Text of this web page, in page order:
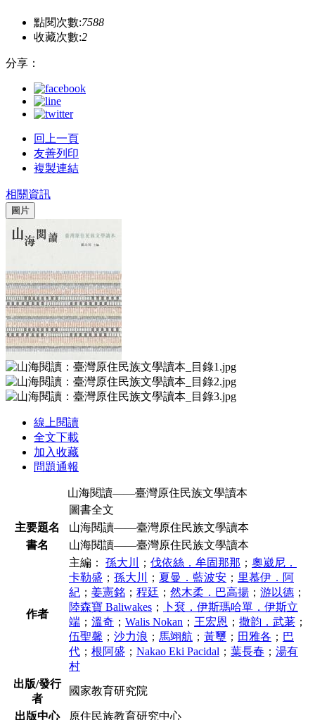
點閱次數:7588
收藏次數:2
分享：
回上一頁
友善列印
複製連結
相關資訊
圖片
線上閱讀
全文下載
加入收藏
問題通報
山海閱讀——臺灣原住民族文學讀本
圖書全文
主要題名
山海閱讀——臺灣原住民族文學讀本
書名
山海閱讀——臺灣原住民族文學讀本
作者
主編： 孫大川 ； 伐依絲．牟固那那 ； 奧崴尼．
卡勒盛 ； 孫大川 ； 夏曼．藍波安 ； 里慕伊．阿
紀 ； 姜憲銘 ； 程廷 ； 然木柔．巴高揚 ； 游以德 ；
陸森寶 Baliwakes ；
卜袞．伊斯瑪哈單．伊斯立
端 ； 溫奇 ； Walis Nokan ； 王宏恩 ； 撒韵．武荖 ；
伍聖馨 ； 沙力浪 ； 馬翊航 ； 黃璽 ； 田雅各 ； 巴
代 ； 根阿盛 ； Nakao Eki Pacidal ； 葉長春 ； 湯有
村
出版/發行
者
國家教育研究院
出版中心 原住民族教育研究中心